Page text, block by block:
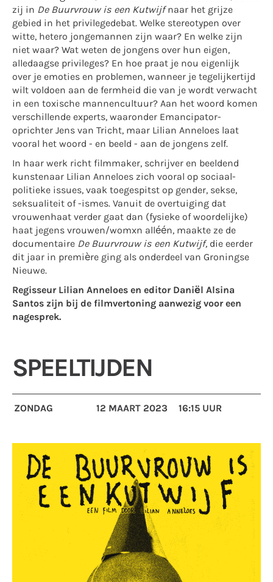
zij in De Buurvrouw is een Kutwijfnaar het grijze
gebied in het privilegedebat. Welke stereotypen over
witte, hetero jongemannen zijn waar? En welke zijn
niet waar? Wat weten de jongens over hun eigen,
alledaagse privileges? En hoe praat je nou eigenlijk
over je emoties en problemen, wanneer je tegelijkertijd
wilt voldoen aan de fermheid die van je wordt verwacht
in een toxische mannencultuur? Aan het woord komen
verschillende experts, waaronder Emancipator-
oprichter Jens van Tricht, maar Lilian Anneloes laat
vooral het woord - en beeld - aan de jongens zelf.
In haar werk richt filmmaker, schrijver en beeldend
kunstenaar Lilian Anneloes zich vooral op sociaal-
politieke issues, vaak toegespitst op gender, sekse,
seksualiteit of -ismes. Vanuit de overtuiging dat
vrouwenhaat verder gaat dan (fysieke of woordelijke)
haat jegens vrouwen/womxn alléén, maakte ze de
documentaire De Buurvrouw is een Kutwijf, die eerder
dit jaar in première ging als onderdeel van Groningse
Nieuwe.
Regisseur Lilian Anneloes en editor Daniël Alsina
Santos zijn bij de filmvertoning aanwezig voor een
nagesprek.
SPEELTIJDEN
ZONDAG 12 MAART 2023 16:15 UUR